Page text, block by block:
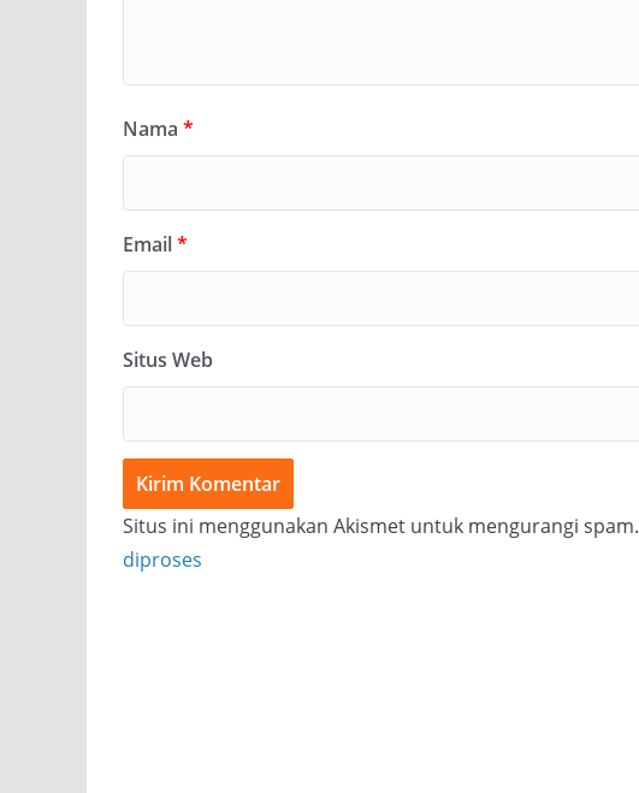
Nama *
Email*
Situs Web
Situs ini menggunakan Akismet untuk mengurangi spam.
diproses